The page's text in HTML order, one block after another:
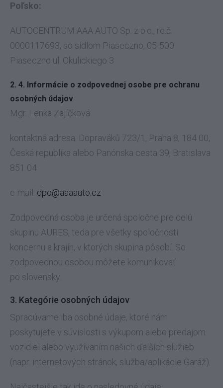
Poľsko:
AUTOCENTRUM AAA AUTO Sp. z o.o., re.č.
0000117693, so sídlom Piaseczno, 05-500
Piaseczno ul. Okulickiego 3
2. 4. Informácie o zodpovednej osobe pre ochranu
osobných údajov
Mgr. Lenka Zajíčková
kontaktná adresa: Dopraváků 723/1, Praha 8, 184 00,
Česká republika alebo Panónska cesta 39, Bratislava
851 04
e-mail: dpo@aaaauto.cz
Zodpovedná osoba je určená spoločne pre celú
skupinu AURES, teda pre všetky spoločnosti
koncernu a krajín, v ktorých skupina pôsobí. So
zodpovednou osobou môžete komunikovať
po slovensky.
3. Kategórie osobných údajov
Spracúvame iba osobné údaje, ktoré nám
poskytujete v súvislosti s výkupom alebo predajom
vozidiel alebo využívaním našich ďalších služieb
(napr. internetových stránok, služba/aplikácie Garáž).